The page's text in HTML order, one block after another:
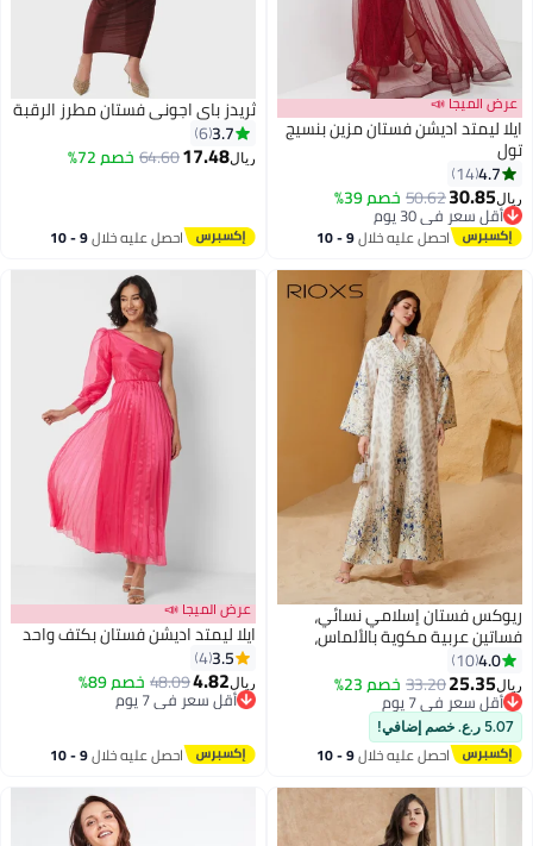
عرض الميجا 📣
ايلا ليمتد اديشن فستان مزين بنسيج
تول
4.7
14
ريال30.85
50.62خصم 39%
أقل سعر في 30 يوم
أقل سعر في 30 يوماحصل عليه خلال 9 - 10
ثريدز باي اجوني فستان مطرز الرقبة
3.7
6
ريال17.48
64.60خصم 72%
احصل عليه خلال 9 - 10
3
ريوكس فستان إسلامي نسائي،
فساتين عربية مكوية بالألماس،
فستان أنيق بنقشة جلد النمر،
ملابس ماكسي إسلامية نسائية،
فستان سهرة أنيق، فساتين رسمية
عربية، عباية إسلامية للحفلات
والمناسبات الخاصة، فساتين نسائية
صفراء باهتة
4.0
10
ريال25.35
33.20خصم 23%
أقل سعر في 7 يوم
أقل سعر في 7 يوم
5.07 ر.ع. خصم إضافي!
احصل عليه خلال 9 - 10
عرض الميجا 📣
ايلا ليمتد اديشن فستان بكتف واحد
3.5
4
ريال4.82
48.09خصم 89%
أقل سعر في 7 يوم
أقل سعر في 7 يوم
احصل عليه خلال 9 - 10